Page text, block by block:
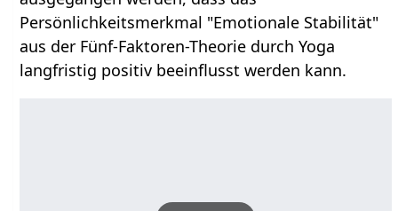
Persönlichkeitsmerkmal "Emotionale Stabilität"
aus der Fünf-Faktoren-Theorie durch Yoga
langfristig positiv beeinflusst werden kann.